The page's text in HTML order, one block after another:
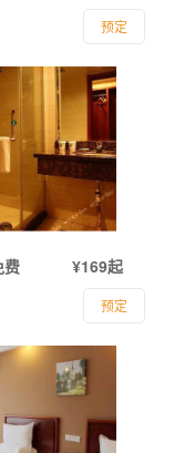
预定
¥169起
费
预定